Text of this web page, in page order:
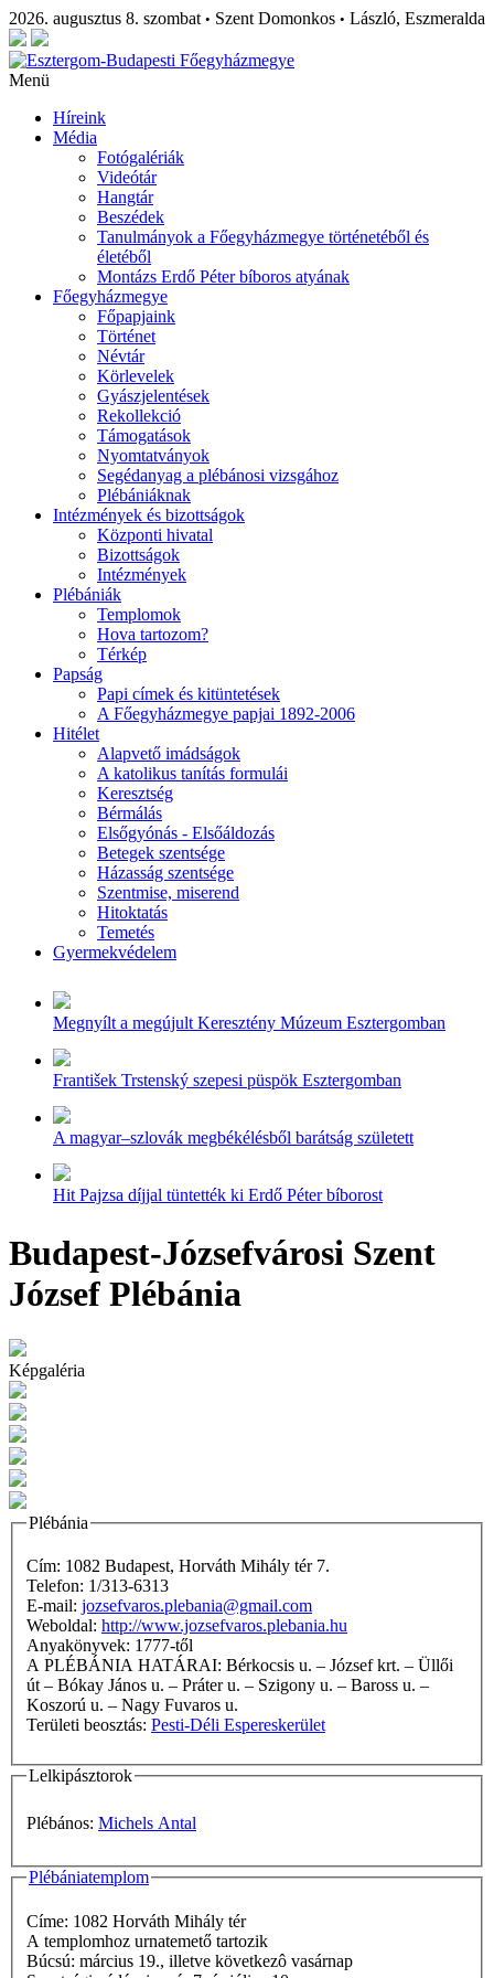
2026. augusztus 8. szombat • Szent Domonkos • László, Eszmeralda
Menü
Híreink
Média
Fotógalériák
Videótár
Hangtár
Beszédek
Tanulmányok a Főegyházmegye történetéből és
életéből
Montázs Erdő Péter bíboros atyának
Főegyházmegye
Főpapjaink
Történet
Névtár
Körlevelek
Gyászjelentések
Rekollekció
Támogatások
Nyomtatványok
Segédanyag a plébánosi vizsgához
Plébániáknak
Intézmények és bizottságok
Központi hivatal
Bizottságok
Intézmények
Plébániák
Templomok
Hova tartozom?
Térkép
Papság
Papi címek és kitüntetések
A Főegyházmegye papjai 1892-2006
Hitélet
Alapvető imádságok
A katolikus tanítás formulái
Keresztség
Bérmálás
Elsőgyónás - Elsőáldozás
Betegek szentsége
Házasság szentsége
Szentmise, miserend
Hitoktatás
Temetés
Gyermekvédelem
Megnyílt a megújult Keresztény Múzeum Esztergomban
František Trstenský szepesi püspök Esztergomban
A magyar–szlovák megbékélésből barátság született
Hit Pajzsa díjjal tüntették ki Erdő Péter bíborost
Budapest-Józsefvárosi Szent
József Plébánia
Képgaléria
Plébánia
Cím: 1082 Budapest, Horváth Mihály tér 7.
Telefon: 1/313-6313
E-mail: jozsefvaros.plebania@gmail.com
Weboldal: http://www.jozsefvaros.plebania.hu
Anyakönyvek: 1777-től
A PLÉBÁNIA HATÁRAI: Bérkocsis u. – József krt. – Üllői
út – Bókay János u. – Práter u. – Szigony u. – Baross u. –
Koszorú u. – Nagy Fuvaros u.
Területi beosztás: Pesti-Déli Espereskerület
Lelkipásztorok
Plébános: Michels Antal
Plébániatemplom
Címe: 1082 Horváth Mihály tér
A templomhoz urnatemető tartozik
Búcsú: március 19., illetve következô vasárnap